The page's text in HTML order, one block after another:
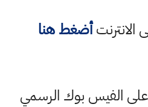
الانترنتأضغط هنا
على الفيس بوك الرسمي